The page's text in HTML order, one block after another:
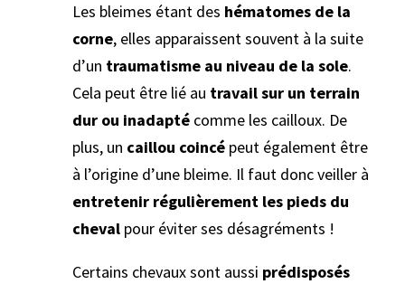
Les bleimes étant des hématomes de la
corne, elles apparaissent souvent à la suite
d’un traumatisme au niveau de la sole.
Cela peut être lié au travail sur un terrain
dur ou inadapté comme les cailloux. De
plus, un caillou coincé peut également être
à l’origine d’une bleime. Il faut donc veiller à
entretenir régulièrement les pieds du
cheval pour éviter ses désagréments !
Certains chevaux sont aussi prédisposés